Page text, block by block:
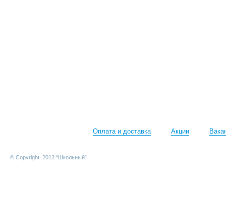
Оплата и доставка Акции
© Copyright. 2012 “Школьный”